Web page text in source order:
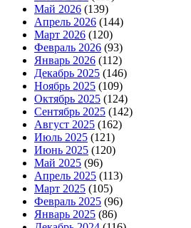
Май 2026 (139)
Апрель 2026 (144)
Март 2026 (120)
Февраль 2026 (93)
Январь 2026 (112)
Декабрь 2025 (146)
Ноябрь 2025 (109)
Октябрь 2025 (124)
Сентябрь 2025 (142)
Август 2025 (162)
Июль 2025 (121)
Июнь 2025 (120)
Май 2025 (96)
Апрель 2025 (113)
Март 2025 (105)
Февраль 2025 (96)
Январь 2025 (86)